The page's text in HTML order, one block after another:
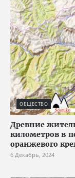
ОБЩЕСТВО
Древние
километров в
оранжевого
6 Декабрь, 2024